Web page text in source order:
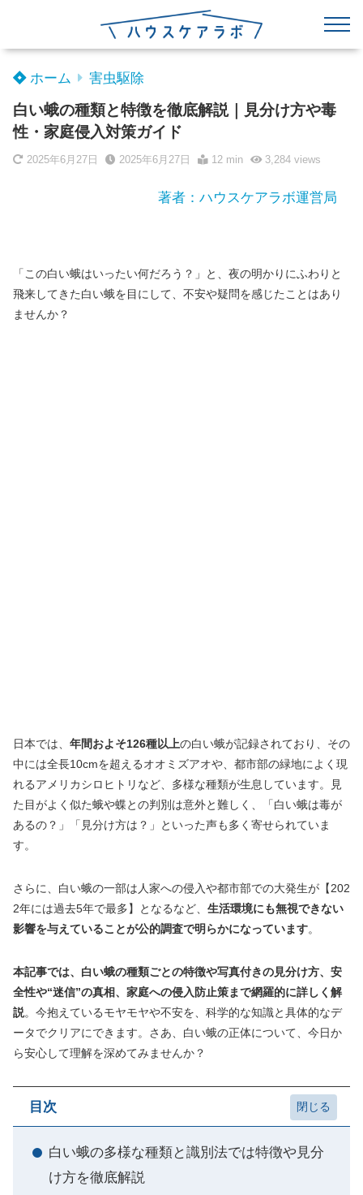
ホーム 害虫駆除
白い蛾の種類と特徴を徹底解説｜見分け方や毒
性・家庭侵入対策ガイド
2025年6月27日 2025年6月27日 12 min 3,284views
著者：ハウスケアラボ運営局
「この白い蛾はいったい何だろう？」と、夜の明かりにふわりと
飛来してきた白い蛾を目にして、不安や疑問を感じたことはあり
ませんか？
日本では、 年間およそ126種以上の白い蛾が記録されており、その
中には全長10cmを超えるオオミズアオや、都市部の緑地によく現
れるアメリカシロヒトリなど、多様な種類が生息しています。見
た目がよく似た蛾や蝶との判別は意外と難しく、「白い蛾は毒が
あるの？」「見分け方は？」といった声も多く寄せられていま
す。
さらに、白い蛾の一部は人家への侵入や都市部での大発生が【202
2年には過去5年で最多】となるなど、 生活環境にも無視できない
影響を与えていることが公的調査で明らかになっています。
本記事では、白い蛾の種類ごとの特徴や写真付きの見分け方、安
全性や“迷信”の真相、家庭への侵入防止策まで網羅的に詳しく解
説。今抱えているモヤモヤや不安を、科学的な知識と具体的なデ
ータでクリアにできます。さあ、白い蛾の正体について、今日か
ら安心して理解を深めてみませんか？
目次
白い蛾の多様な種類と識別法では特徴や見分
け方を徹底解説